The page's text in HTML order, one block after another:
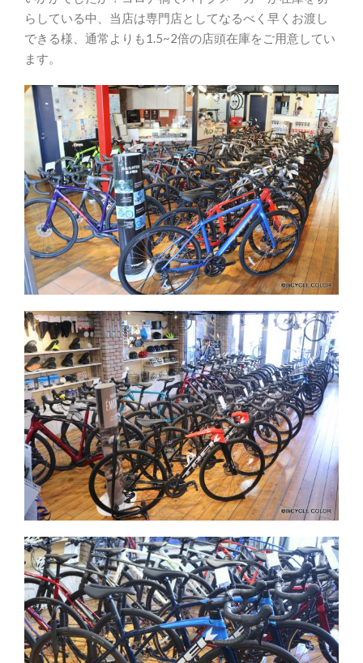
らしている中、当店は専門店としてなるべく早くお渡し
できる様、通常よりも1.5~2倍の店頭在庫をご用意してい
ます。